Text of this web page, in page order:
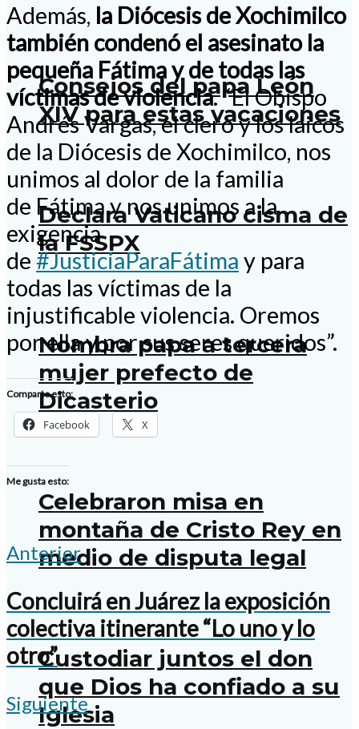
Consejos del papa León
XIV para estas vacaciones
Declara Vaticano cisma de
la FSSPX
Nombra papa a tercera
mujer prefecto de
Dicasterio
Celebraron misa en
montaña de Cristo Rey en
medio de disputa legal
Custodiar juntos el don
que Dios ha confiado a su
Iglesia
Además, la Diócesis de Xochimilco
también condenó el asesinato la
pequeña Fátima y de todas las
víctimas de violencia.“El Obispo
Andrés Vargas, el clero y los laicos
de la Diócesis de Xochimilco, nos
unimos al dolor de la familia
de Fátimay nos unimos a la
exigencia
de #JusticiaParaFátima y para
todas las víctimas de la
injustificable violencia. Oremos
por ella y por sus seres queridos”.
Comparte esto:
Facebook X
Me gusta esto:
Anterior
Concluirá en Juárez la exposición
colectiva itinerante “Lo uno y lo
otro”
Siguiente